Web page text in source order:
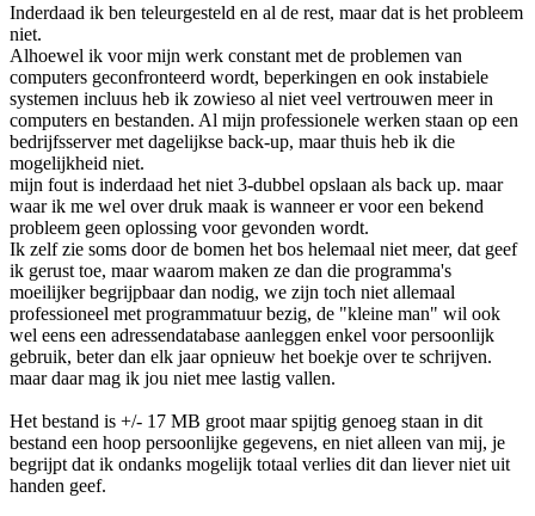
Inderdaad ik ben teleurgesteld en al de rest, maar dat is het probleem
niet.
Alhoewel ik voor mijn werk constant met de problemen van
computers geconfronteerd wordt, beperkingen en ook instabiele
systemen incluus heb ik zowieso al niet veel vertrouwen meer in
computers en bestanden. Al mijn professionele werken staan op een
bedrijfsserver met dagelijkse back-up, maar thuis heb ik die
mogelijkheid niet.
mijn fout is inderdaad het niet 3-dubbel opslaan als back up. maar
waar ik me wel over druk maak is wanneer er voor een bekend
probleem geen oplossing voor gevonden wordt.
Ik zelf zie soms door de bomen het bos helemaal niet meer, dat geef
ik gerust toe, maar waarom maken ze dan die programma's
moeilijker begrijpbaar dan nodig, we zijn toch niet allemaal
professioneel met programmatuur bezig, de "kleine man" wil ook
wel eens een adressendatabase aanleggen enkel voor persoonlijk
gebruik, beter dan elk jaar opnieuw het boekje over te schrijven.
maar daar mag ik jou niet mee lastig vallen.
Het bestand is +/- 17 MB groot maar spijtig genoeg staan in dit
bestand een hoop persoonlijke gegevens, en niet alleen van mij, je
begrijpt dat ik ondanks mogelijk totaal verlies dit dan liever niet uit
handen geef.